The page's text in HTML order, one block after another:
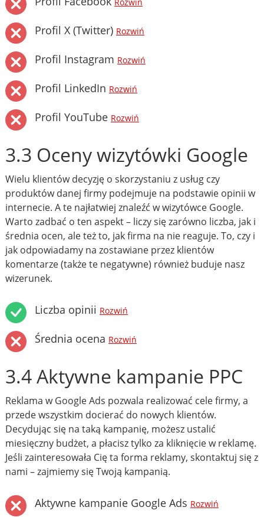
Rozwiń
Profil X (Twitter) Rozwiń
Profil Instagram Rozwiń
Profil LinkedIn Rozwiń
Profil YouTube Rozwiń
3.3 Oceny wizytówki Google
Wielu klientów decyzję o skorzystaniu z usług czy
produktów danej firmy podejmuje na podstawie opinii w
internecie. A te najłatwiej znaleźć w wizytówce Google.
Warto zadbać o ten aspekt – liczy się zarówno liczba, jak i
średnia ocen, ale też to, jak firma na nie reaguje. To, czy i
jak odpowiadamy na zostawiane przez klientów
komentarze (także te negatywne) również buduje nasz
wizerunek.
Liczba opinii Rozwiń
Średnia ocena Rozwiń
3.4 Aktywne kampanie PPC
Reklama w Google Ads pozwala realizować cele firmy, a
przede wszystkim docierać do nowych klientów.
Decydując się na taką kampanię, możesz ustalić
miesięczny budżet, a płacisz tylko za kliknięcie w reklamę.
Jeśli zainteresowała Cię ta forma reklamy, skontaktuj się z
nami – zajmiemy się Twoją kampanią.
Aktywne kampanie Google Ads Rozwiń